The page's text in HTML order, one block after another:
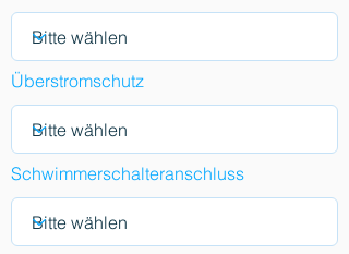
Überstromschutz
Schwimmerschalteranschluss